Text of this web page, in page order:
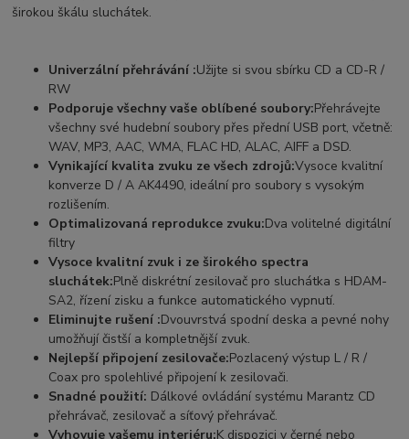
širokou škálu sluchátek.
Univerzální přehrávání :Užijte si svou sbírku CD a CD-R /
RW
Podporuje všechny vaše oblíbené soubory:Přehrávejte
všechny své hudební soubory přes přední USB port, včetně:
WAV, MP3, AAC, WMA, FLAC HD, ALAC, AIFF a DSD.
Vynikající kvalita zvuku ze všech zdrojů:Vysoce kvalitní
konverze D / A AK4490, ideální pro soubory s vysokým
rozlišením.
Optimalizovaná reprodukce zvuku:Dva volitelné digitální
filtry
Vysoce kvalitní zvuk i ze širokého spectra
sluchátek:Plně diskrétní zesilovač pro sluchátka s HDAM-
SA2, řízení zisku a funkce automatického vypnutí.
Eliminujte rušení :Dvouvrstvá spodní deska a pevné nohy
umožňují čistší a kompletnější zvuk.
Nejlepší připojení zesilovače:Pozlacený výstup L / R /
Coax pro spolehlivé připojení k zesilovači.
Snadné použití: Dálkové ovládání systému Marantz CD
přehrávač, zesilovač a síťový přehrávač.
Vyhovuje vašemu interiéru:K dispozici v černé nebo